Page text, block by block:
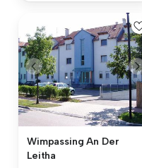
Wimpassing An Der
Leitha